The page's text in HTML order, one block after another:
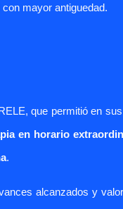
con mayor antiguedad.
que permitió en
en horario
.
alcanzados y